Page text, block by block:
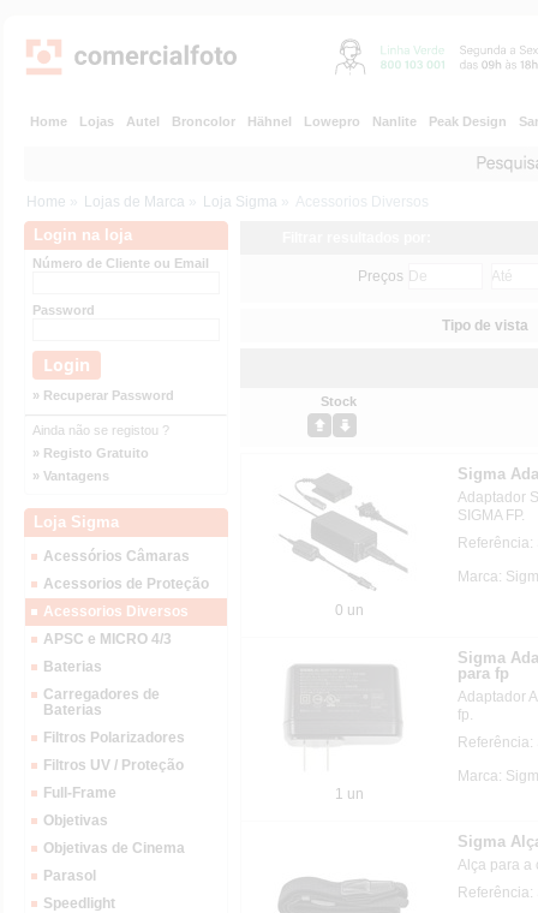
Home Lojas Autel Broncolor Hähnel Lowepro Nanlite Peak Design
Home » Lojas de Marca » Loja Sigma » Acessorios Diversos
Login na loja
Número de Cliente ou Email
Password
» Recuperar Password
Ainda não se registou ?
» Registo Gratuito
» Vantagens
Loja Sigma
Acessórios Câmaras
Acessorios de Proteção
Acessorios Diversos
APSC e MICRO 4/3
Baterias
Carregadores de
Baterias
Filtros Polarizadores
Filtros UV / Proteção
Full-Frame
Objetivas
Objetivas de Cinema
Parasol
Speedlight
Preços
Tipo de vista
Stock
0 un
Sigma
Adaptador
SIGMA FP.
Referência:
Marca:
1 un
Sigma
para fp
Adaptador
fp.
Referência:
Marca:
Sigma
Alça para a
Referência: